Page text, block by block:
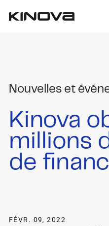
Nouvelles et
Kinova
millions
de
FÉVR. 09, 2022